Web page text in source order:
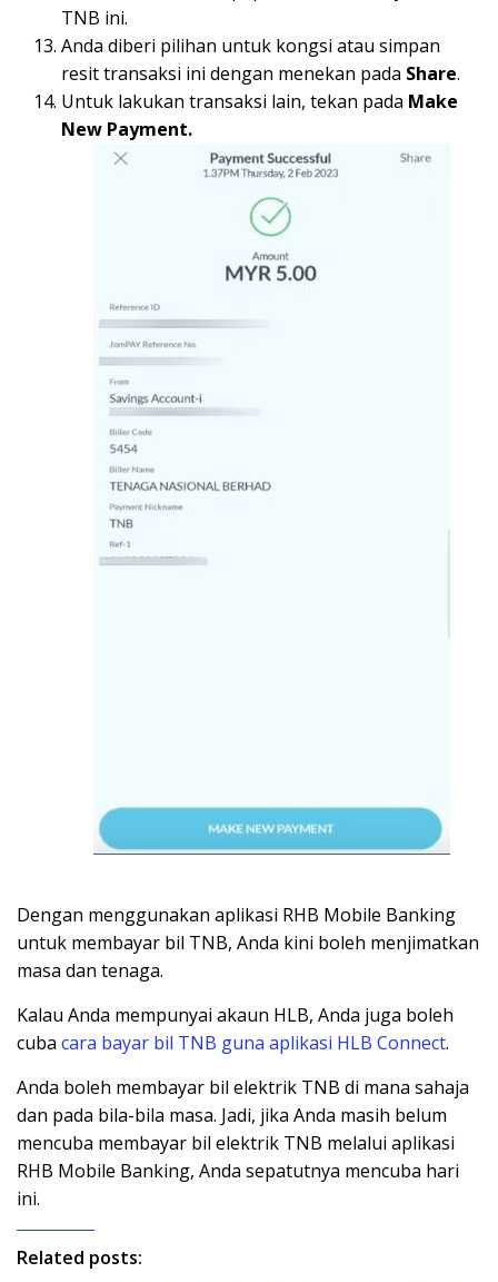
TNB ini.
Anda diberi pilihan untuk kongsi atau simpan
resit transaksi ini dengan menekan pada Share.
Untuk lakukan transaksi lain, tekan pada Make
New Payment.
Dengan menggunakan aplikasi RHB Mobile Banking
untuk membayar bil TNB, Anda kini boleh menjimatkan
masa dan tenaga.
Kalau Anda mempunyai akaun HLB, Anda juga boleh
cuba cara bayar bil TNB guna aplikasi HLB Connect.
Anda boleh membayar bil elektrik TNB di mana sahaja
dan pada bila-bila masa. Jadi, jika Anda masih belum
mencuba membayar bil elektrik TNB melalui aplikasi
RHB Mobile Banking, Anda sepatutnya mencuba hari
ini.
Related posts: